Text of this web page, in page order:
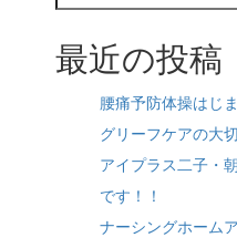
最近の投稿
腰痛予防体操はじ
グリーフケアの大
アイプラス二子・
です！！
ナーシング